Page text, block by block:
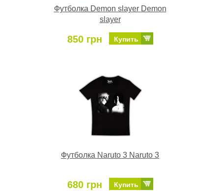
Футболка Demon slayer Demon
slayer
850 грн Купить
Футболка Naruto 3 Naruto 3
680 грн Купить